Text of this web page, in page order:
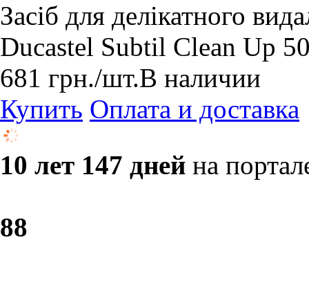
Засіб для делікатного
Ducastel Subtil Clean Up
681 грн./шт.В наличии
Купить Оплата и доставка
10 лет 147 дней на
88